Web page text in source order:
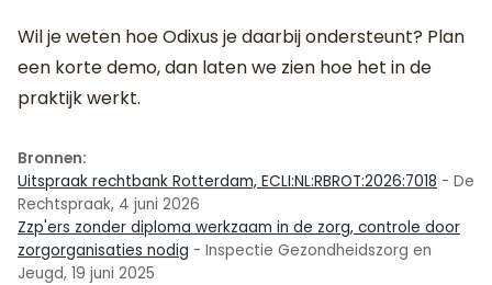
Wil je weten hoe Odixus je daarbij ondersteunt? Plan
een korte demo, dan laten we zien hoe het in de
praktijk werkt.
Bronnen:
Uitspraak rechtbank Rotterdam, ECLI:NL:RBROT:2026:7018 - De
Rechtspraak, 4 juni 2026
Zzp'ers zonder diploma werkzaam in de zorg, controle door
zorgorganisaties nodig - Inspectie Gezondheidszorg en
Jeugd, 19 juni 2025